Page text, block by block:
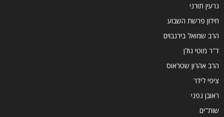
גרעין תורני
חידון פרשת השבוע
הרב שמואל בירנבוים
ד''ר מוטי גולן
הרב אהרון שטראוס
ציפי לידר
ראובן גפני
שות"ים